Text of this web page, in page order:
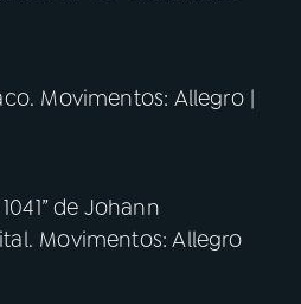
Movimentos: Allegro |
de Johann
Movimentos: Allegro